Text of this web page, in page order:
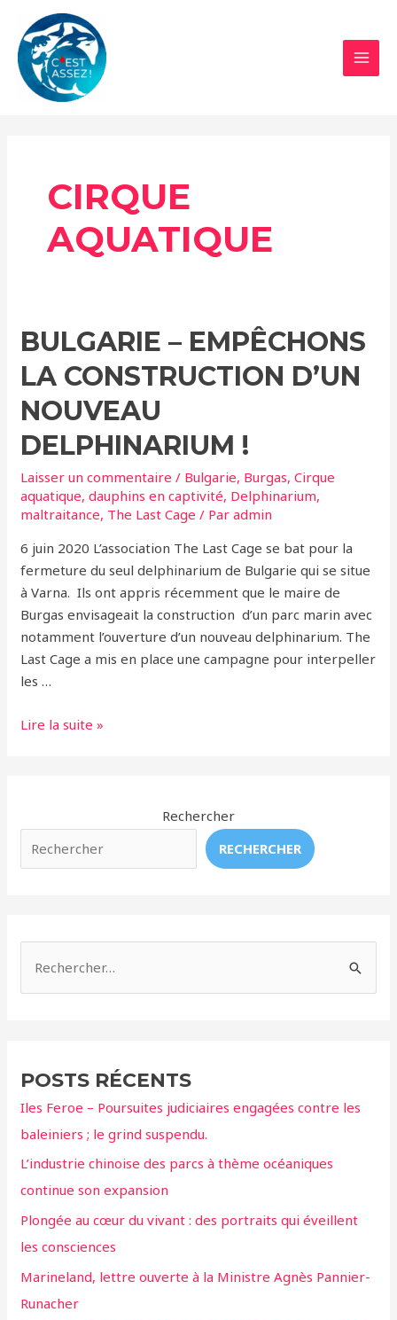
contenu
CIRQUE
AQUATIQUE
BULGARIE – EMPÊCHONS
LA CONSTRUCTION D’UN
NOUVEAU
DELPHINARIUM !
Laisser un commentaire / Bulgarie, Burgas,Cirque
aquatique,dauphins en captivité, Delphinarium,
maltraitance, The Last Cage / Paradmin
6 juin 2020 L’association The Last Cage se bat pour la
fermeture du seul delphinarium de Bulgarie qui se situe
à Varna. Ils ont appris récemment que le maire de
Burgas envisageait la construction d’un parc marin avec
notamment l’ouverture d’un nouveau delphinarium. The
Last Cage a mis en place une campagne pour interpeller
les …
Bulgarie
d’un
nouveau
Lire la suite »
Rechercher
RECHERCHER
r
c
h
e
r
:
POSTS RÉCENTS
Iles Feroe – Poursuites judiciaires engagées contre les
baleiniers ; le grind suspendu.
L’industrie chinoise des parcs à thème océaniques
continue son expansion
Plongée au cœur du vivant : des portraits qui éveillent
les consciences
Marineland, lettre ouverte à la Ministre Agnès Pannier-
Runacher